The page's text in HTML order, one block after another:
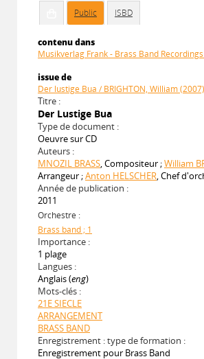
Public ISBD
contenu dans
Musikverlag Frank - Brass Band
issue de
Der lustige Bua / BRIGHTON, William (2007)
Titre :
Der Lustige Bua
Type de document :
Oeuvre sur CD
Auteurs :
MNOZIL BRASS, Compositeur ;William
Arrangeur ;Anton HELSCHER, Chef
Année de publication :
2011
Orchestre :
Brass band ; 1
Importance :
1 plage
Langues :
Anglais (eng)
Mots-clés :
21E SIECLE
ARRANGEMENT
BRASS BAND
Enregistrement : type de formation :
Enregistrement pour Brass Band